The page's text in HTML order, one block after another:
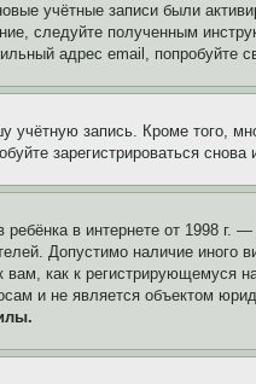
учётные записи были
следуйте полученным
адрес email, попробуйте
учётную запись. Кроме того,
зарегистрироваться снова
в интернете от 1998
Допустимо наличие
как к регистрирующемуся
и не является объектом